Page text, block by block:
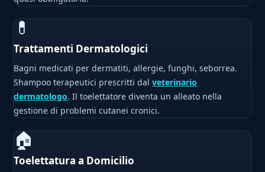
💊
Trattamenti Dermatologici
Bagni medicati per dermatiti, allergie, funghi, seborrea.
Shampoo terapeutici prescritti dalveterinario
dermatologo. Il toelettatore diventa un alleato nella
gestione di problemi cutanei cronici.
🏠
Toelettatura a Domicilio